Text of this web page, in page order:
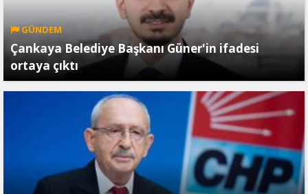
GÜNDEM
Çankaya Belediye Başkanı Güner'in ifadesi
ortaya çıktı